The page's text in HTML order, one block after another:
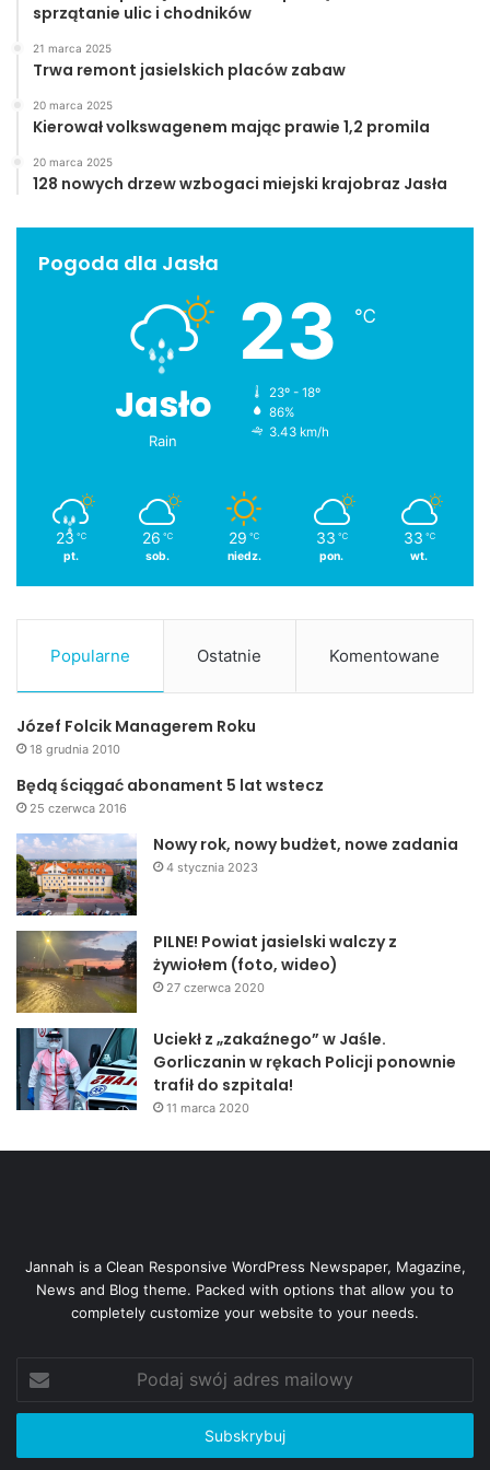
zapewnienia
sprzątanie ulic i chodników
21 marca 2025
Trwa remont jasielskich placów zabaw
20 marca 2025
Kierował volkswagenem mając prawie 1,2 promila
20 marca 2025
128 nowych drzew wzbogaci miejski krajobraz Jasła
Pogoda dla Jasła
Jasło
Rain
23 ℃
23º - 18º
86%
3.43 km/h
23 ℃
pt.
26 ℃
sob.
29 ℃
niedz.
33 ℃
pon.
33 ℃
wt.
Popularne Ostatnie Komentowane
Józef Folcik Managerem Roku
18 grudnia 2010
Będą ściągać abonament 5 lat wstecz
25 czerwca 2016
Nowy rok, nowy budżet, nowe zadania
4 stycznia 2023
PILNE! Powiat jasielski walczy z
żywiołem (foto, wideo)
27 czerwca 2020
Uciekł z „zakaźnego” w Jaśle.
Gorliczanin w rękach Policji ponownie
trafił do szpitala!
11 marca 2020
Jannah is a Clean Responsive WordPress Newspaper, Magazine,
News and Blog theme. Packed with options that allow you to
completely customize your website to your needs.
swój
adres